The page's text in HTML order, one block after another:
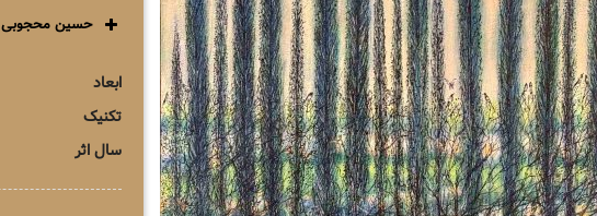
حسین محجوبی
ابعاد
تکنیک
سال اثر